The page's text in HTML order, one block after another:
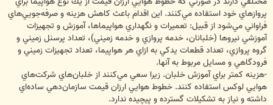
پروازهاي خود استفاده مي‌كنند. اين اقدام باعث كاهش هزينه و صرفه‌جويي‌هاي
فراواني مي‌شود از قبيل: تعميرات و نگهداري هواپيماها، آموزش و تجهيزات
آموزشي نيروها (خلبانان، خدمه پروازي و خدمه زميني)، تعداد پرسنل زميني و
گروه پروازي، تعداد قطعات يدكي به ازاي هر هواپيما، تعداد تجهيزات زميني و
فرودگاهي و مسايل مربوط به آنها.
-هزينه كمتر براي آموزش خلبان. زيرا سعي مي‌كنند از خلبان‌هاي شركت‌هاي
هوايي لوكس استفاده كنند. خطوط هوايي ارزان قيمت سازمان‌دهي ساده‌اي
داشته و نياز به تشكيلات گسترده و پيچيده ندارد.